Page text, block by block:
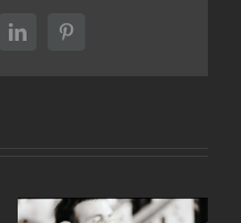
LinkedInPinterest